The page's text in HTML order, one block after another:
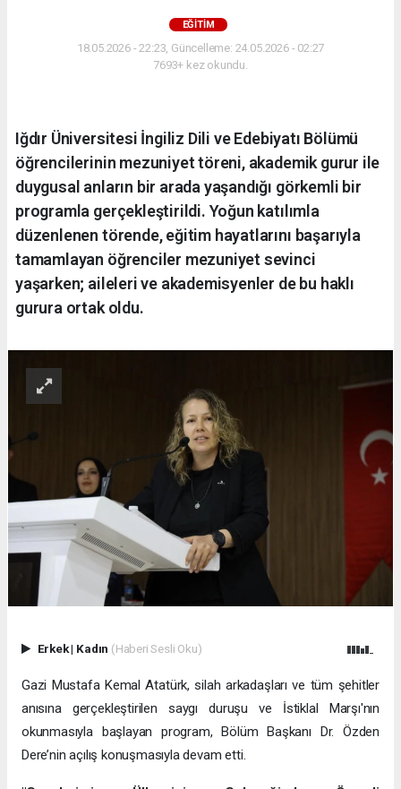
EĞİTİM
18.05.2026 - 22:23, Güncelleme: 24.05.2026 - 02:27
7693+ kez okundu.
Iğdır Üniversitesi İngiliz Dili ve Edebiyatı Bölümü
öğrencilerinin mezuniyet töreni, akademik gurur ile
duygusal anların bir arada yaşandığı görkemli bir
programla gerçekleştirildi. Yoğun katılımla
düzenlenen törende, eğitim hayatlarını başarıyla
tamamlayan öğrenciler mezuniyet sevinci
yaşarken; aileleri ve akademisyenler de bu haklı
gurura ortak oldu.
Erkek| Kadın (Haberi Sesli Oku)
Gazi Mustafa Kemal Atatürk, silah arkadaşları ve tüm şehitler
anısına gerçekleştirilen saygı duruşu ve İstiklal Marşı'nın
okunmasıyla başlayan program, Bölüm Başkanı Dr. Özden
Dere’nin açılış konuşmasıyla devam etti.